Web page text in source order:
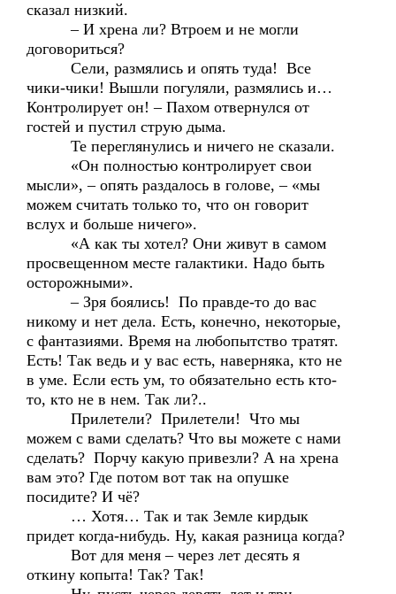
сказал низкий.
– И хрена ли? Втроем и не могли
договориться?
Сели, размялись и опять туда! Все
чики-чики! Вышли погуляли, размялись и…
Контролирует он! – Пахом отвернулся от
гостей и пустил струю дыма.
Те переглянулись и ничего не сказали.
«Он полностью контролирует свои
мысли», – опять раздалось в голове, – «мы
можем считать только то, что он говорит
вслух и больше ничего».
«А как ты хотел? Они живут в самом
просвещенном месте галактики. Надо быть
осторожными».
– Зря боялись! По правде-то до вас
никому и нет дела. Есть, конечно, некоторые,
с фантазиями. Время на любопытство тратят.
Есть! Так ведь и у вас есть, наверняка, кто не
в уме. Если есть ум, то обязательно есть кто-
то, кто не в нем. Так ли?..
Прилетели? Прилетели! Что мы
можем с вами сделать? Что вы можете с нами
сделать? Порчу какую привезли? А на хрена
вам это? Где потом вот так на опушке
посидите? И чё?
… Хотя… Так и так Земле кирдык
придет когда-нибудь. Ну, какая разница когда?
Вот для меня – через лет десять я
откину копыта! Так? Так!